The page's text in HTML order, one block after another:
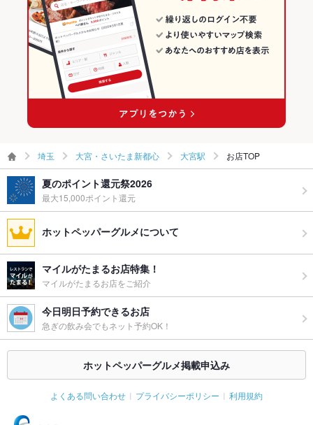
お祝い・サ
プライズ対
可
－
その他の関連店舗
埼玉 大宮・さいたま新都心 大宮駅 お店TOP
夏のポイント還元祭2026
最大15,000ポイント還元
ホットペッパーグルメについて
マイルがたまるお店特集！
マイルがたまるお店をご紹介
今日明日予約できるお店
急ぎの飲み会でもネット予約OK！
ホットペッパーグルメ掲載申込み
よくある問い合わせ プライバシーポリシー 利用規約